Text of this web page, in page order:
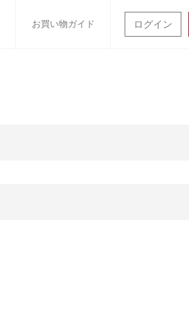
お買い物ガイド ログイン